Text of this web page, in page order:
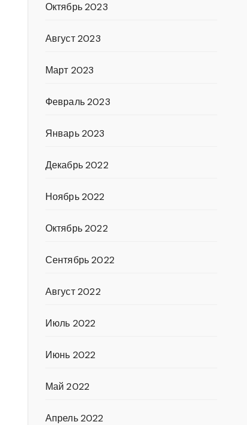
Октябрь 2023
Август 2023
Март 2023
Февраль 2023
Январь 2023
Декабрь 2022
Ноябрь 2022
Октябрь 2022
Сентябрь 2022
Август 2022
Июль 2022
Июнь 2022
Май 2022
Апрель 2022